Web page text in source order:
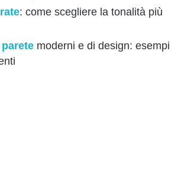
: come scegliere la tonalità più
moderni e di design: esempi